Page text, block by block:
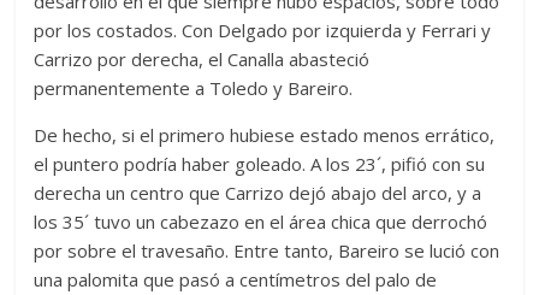
por los costados. Con Delgado por izquierda y Ferrari y
Carrizo por derecha, el Canalla abasteció
permanentemente a Toledo y Bareiro.
De hecho, si el primero hubiese estado menos errático,
el puntero podría haber goleado. A los 23´, pifió con su
derecha un centro que Carrizo dejó abajo del arco, y a
los 35´ tuvo un cabezazo en el área chica que derrochó
por sobre el travesaño. Entre tanto, Bareiro se lució con
una palomita que pasó a centímetros del palo de